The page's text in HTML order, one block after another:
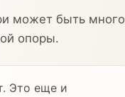
может быть много
опоры.
Это еще и